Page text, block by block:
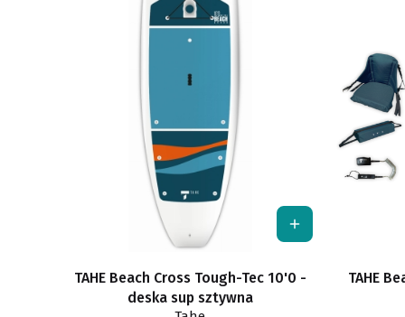
TAHE Beach Cross Tough-Tec 10'0 -
deska sup sztywna
TAHE